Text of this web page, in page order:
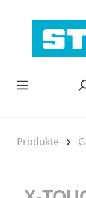
Produkte